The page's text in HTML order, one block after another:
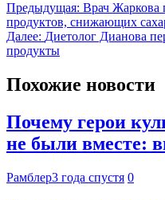
Предыдущая: Врач Жаркова
продуктов, снижающих
Далее: Диетолог Дианова
продукты
Похожие новости
Почему герои
не были вместе:
Рамблер3 года спустя 0